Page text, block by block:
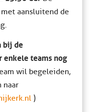
aansluitend de
bij de
teams nog
wil begeleiden,
naar
)